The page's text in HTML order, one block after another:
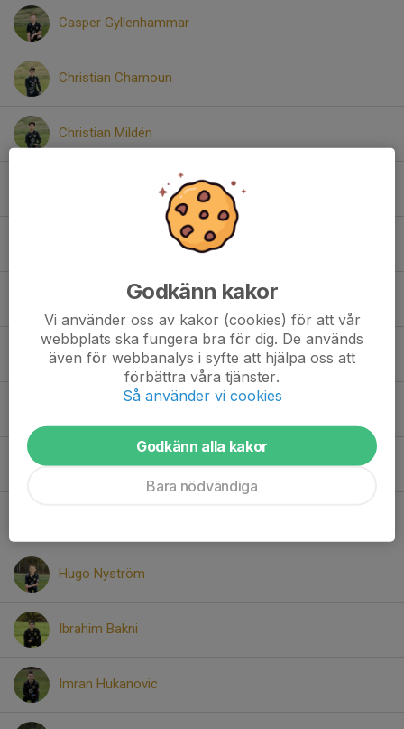
Casper Gyllenhammar
Christian Chamoun
Christian Mildén
Daud (David) Arbab
Elias Persson
Gunnar Wingmalm
Herman Loebjer
Hugo Nyström
Ibrahim Bakni
Imran Hukanovic
Godkänn kakor
Vi använder oss av kakor (cookies) för att vår
webbplats ska fungera bra för dig. De används
även för webbanalys i syfte att hjälpa oss att
förbättra våra tjänster.
Så använder vi cookies
Godkänn alla kakor
Bara nödvändiga